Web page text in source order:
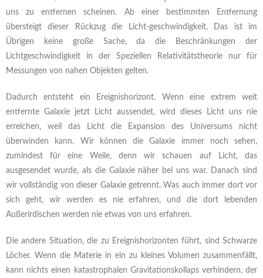
uns zu entfernen scheinen. Ab einer bestimmten Entfernung
übersteigt dieser Rückzug die Licht-geschwindigkeit. Das ist im
Übrigen keine große Sache, da die Beschränkungen der
Lichtgeschwindigkeit in der Speziellen Relativitätstheorie nur für
Messungen von nahen Objekten gelten.
Dadurch entsteht ein Ereignishorizont. Wenn eine extrem weit
entfernte Galaxie jetzt Licht aussendet, wird dieses Licht uns nie
erreichen, weil das Licht die Expansion des Universums nicht
überwinden kann. Wir können die Galaxie immer noch sehen,
zumindest für eine Weile, denn wir schauen auf Licht, das
ausgesendet wurde, als die Galaxie näher bei uns war. Danach sind
wir vollständig von dieser Galaxie getrennt. Was auch immer dort vor
sich geht, wir werden es nie erfahren, und die dort lebenden
Außerirdischen werden nie etwas von uns erfahren.
Die andere Situation, die zu Ereignishorizonten führt, sind Schwarze
Löcher. Wenn die Materie in ein zu kleines Volumen zusammenfällt,
kann nichts einen katastrophalen Gravitationskollaps verhindern, der